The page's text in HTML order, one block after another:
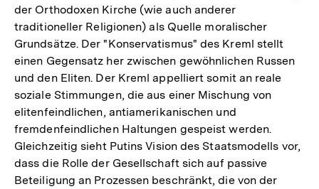
der Orthodoxen Kirche (wie auch anderer
traditioneller Religionen) als Quelle moralischer
Grundsätze. Der "Konservatismus" des Kreml stellt
einen Gegensatz her zwischen gewöhnlichen Russen
und den Eliten. Der Kreml appelliert somit an reale
soziale Stimmungen, die aus einer Mischung von
elitenfeindlichen, antiamerikanischen und
fremdenfeindlichen Haltungen gespeist werden.
Gleichzeitig sieht Putins Vision des Staatsmodells vor,
dass die Rolle der Gesellschaft sich auf passive
Beteiligung an Prozessen beschränkt, die von der